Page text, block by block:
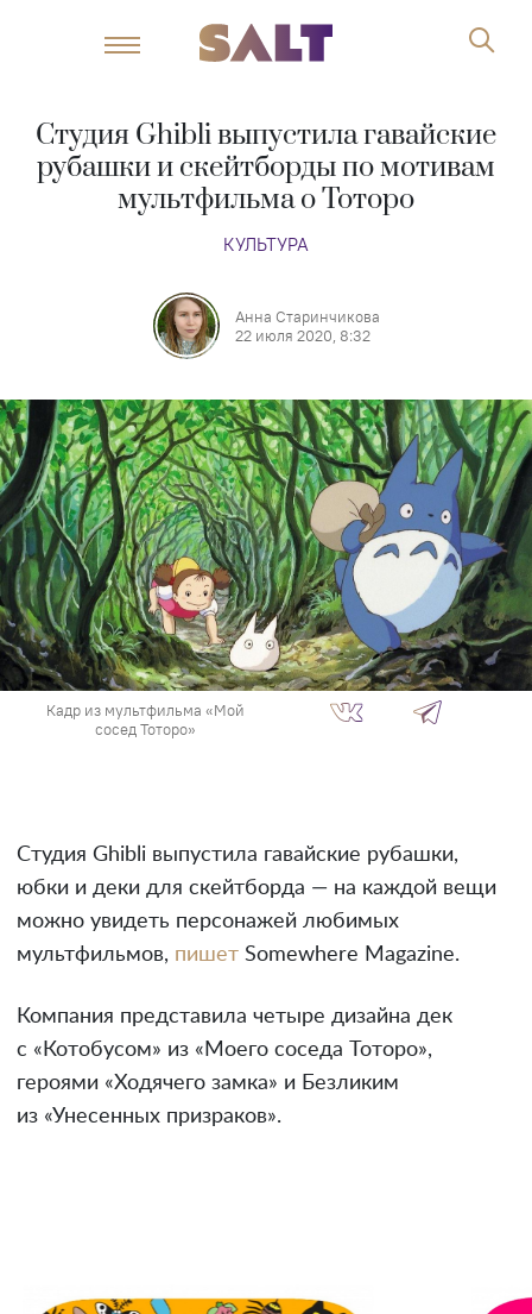
Студия Ghibli выпустила гавайские
рубашки и скейтборды по мотивам
мультфильма о Тоторо
КУЛЬТУРА
Анна Старинчикова
22 июля 2020, 8:32
Кадр из мультфильма «Мой
сосед Тоторо»
Студия Ghibli выпустила гавайские рубашки,
юбки и деки для скейтборда — на каждой вещи
можно увидеть персонажей любимых
мультфильмов, пишет Somewhere Magazine.
Компания представила четыре дизайна дек
с «Котобусом» из «Моего соседа Тоторо»,
героями «Ходячего замка» и Безликим
из «Унесенных призраков».